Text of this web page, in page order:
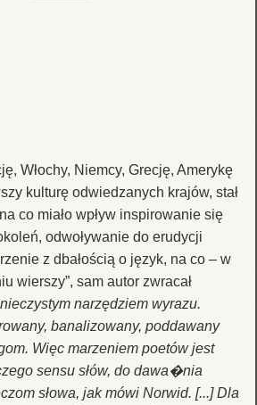
Włochy, Niemcy, Grecję, Amerykę
kulturę odwiedzanych krajów, stał
co miało wpływ inspirowanie się
odwoływanie do erudycji
z dbałością o język, na co – w
wierszy”, sam autor zwracał
narzędziem wyrazu.
banalizowany, poddawany
Więc marzeniem poetów jest
sensu słów, do dawa�nia
słowa, jak mówi Norwid. [...] Dla